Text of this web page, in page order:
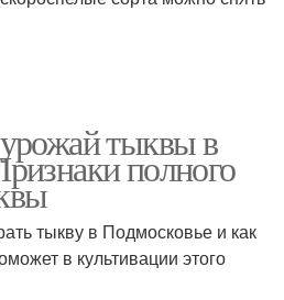
тыквы в
полного
тыкву в Подмосковье и как
в культивации этого